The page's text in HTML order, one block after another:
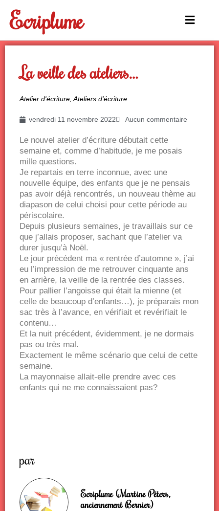
contenu
Ecriplume
Main
La veille des ateliers…
Atelier d'écriture,Ateliers d'écriture
vendredi 11 novembre 2022 Aucun commentaire
Le nouvel atelier d’écriture débutait cette
semaine et, comme d’habitude, je me posais
mille questions.
Je repartais en terre inconnue, avec une
nouvelle équipe, des enfants que je ne pensais
pas avoir déjà rencontrés, un nouveau thème au
diapason de celui choisi pour cette période au
périscolaire.
Depuis plusieurs semaines, je travaillais sur ce
que j’allais proposer, sachant que l’atelier va
durer jusqu’à Noël.
Le jour précédent ma « rentrée d’automne », j’ai
eu l’impression de me retrouver cinquante ans
en arrière, la veille de la rentrée des classes.
Pour pallier l’angoisse qui était la mienne (et
celle de beaucoup d’enfants…), je préparais mon
sac très à l’avance, en vérifiait et revérifiait le
contenu…
Et la nuit précédent, évidemment, je ne dormais
pas ou très mal.
Exactement le même scénario que celui de cette
semaine.
La mayonnaise allait-elle prendre avec ces
enfants qui ne me connaissaient pas?
par
Ecriplume (Martine Péters,
anciennement Bernier)